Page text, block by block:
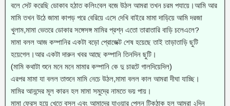
বলে সেট করেছি ডোকাব হঠাত কলিংবেল বজে উঠল আমরা তখন চরম পযায়ে।আমি আর
মামি তখন উঠে জামা কাপড় পরে বেরিয়ে এসে দেখি বাইরে মামা দাড়িয়ে আমি দরজা
খুলাম,মামা ভেতরে ডোকার সঙ্গেসঙ্গ মামির প্রশ্ন এতো তারাতারি বাড়ি চলেএলে?
মামা বলল আজ কম্পানির একটা বড়ো প্রোজেক্ট শেষ হয়েছে তাই তাড়াতাড়ি ছুটি
হয়েগেল।আর একটা দারুন খবর আছে কম্পানি তিনদিন ছুটি।
(মামি কথাটা শুনে মনে মনে মামার কম্পানি কে দু চারটে গালদিয়েদিল)
এরপর মামা যা বলল তাশুনে মামি নেচে উঠল,মামা বলল কাল আমরা দীঘা যাচ্ছি।
মামির আনন্দের মূল কারন হল মামা সমুদ্রে নামতে ভয় পায়।
মামা ফ্রেস হয়ে খেতে বসল এবং আমাদের যাওয়ার প্লেন টিকঠাক হল আমরা ২দিন